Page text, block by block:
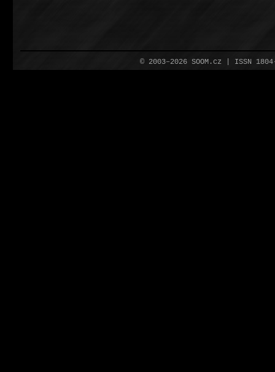
© 2003–2026 SOOM.cz | ISSN